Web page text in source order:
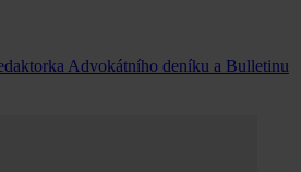
Advokátního deníku a Bulletinu